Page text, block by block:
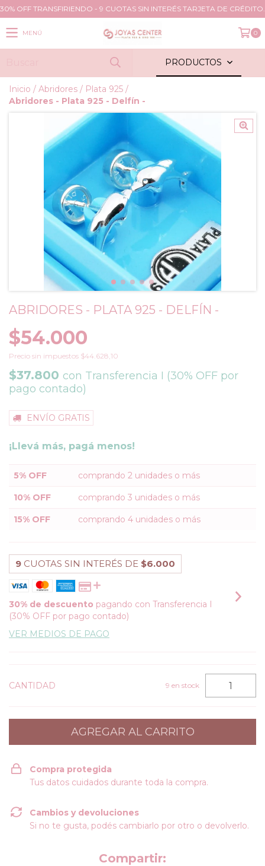
30% OFF TRANSFIRIENDO - 9 CUOTAS SIN INTERÉS TARJETA DE CRÉDITO.
MENÚ 0
PRODUCTOS
Inicio / Abridores / Plata 925 /
Abridores - Plata 925 - Delfín -
ABRIDORES - PLATA 925 - DELFÍN -
$54.000
Precio sin impuestos $44.628,10
$37.800 con Transferencia I (30% OFF por
pago contado)
ENVÍO GRATIS
¡Llevá más, pagá menos!
5% OFF comprando 2 unidades o más
10% OFF comprando 3 unidades o más
15% OFF comprando 4 unidades o más
9 CUOTAS SIN INTERÉS DE $6.000
30% de descuento pagando con Transferencia I
(30% OFF por pago contado)
VER MEDIOS DE PAGO
CANTIDAD 9 en stock
Compra protegida
Tus datos cuidados durante toda la compra.
Cambios y devoluciones
Si no te gusta, podés cambiarlo por otro o devolverlo.
Compartir: